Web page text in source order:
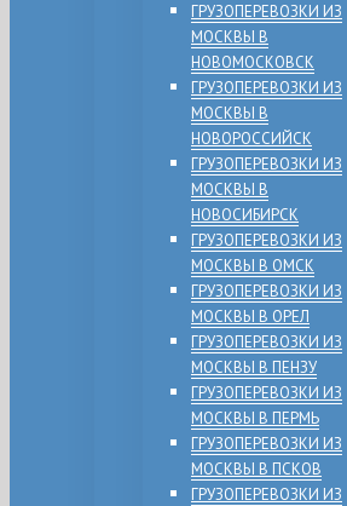
ГРУЗОПЕРЕВОЗКИ ИЗ
МОСКВЫ В
НОВОМОСКОВСК
ГРУЗОПЕРЕВОЗКИ ИЗ
МОСКВЫ В
НОВОРОССИЙСК
ГРУЗОПЕРЕВОЗКИ ИЗ
МОСКВЫ В
НОВОСИБИРСК
ГРУЗОПЕРЕВОЗКИ ИЗ
МОСКВЫ В ОМСК
ГРУЗОПЕРЕВОЗКИ ИЗ
МОСКВЫ В ОРЕЛ
ГРУЗОПЕРЕВОЗКИ ИЗ
МОСКВЫ В ПЕНЗУ
ГРУЗОПЕРЕВОЗКИ ИЗ
МОСКВЫ В ПЕРМЬ
ГРУЗОПЕРЕВОЗКИ ИЗ
МОСКВЫ В ПСКОВ
ГРУЗОПЕРЕВОЗКИ ИЗ